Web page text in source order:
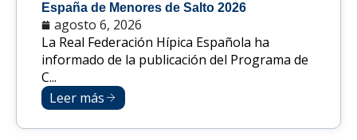
España de Menores de Salto 2026
agosto 6, 2026
La Real Federación Hípica Española ha
informado de la publicación del Programa de
C...
Leer más